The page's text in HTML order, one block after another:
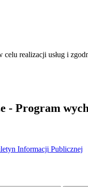
celu realizacji usług i
- Program
Informacji Publicznej